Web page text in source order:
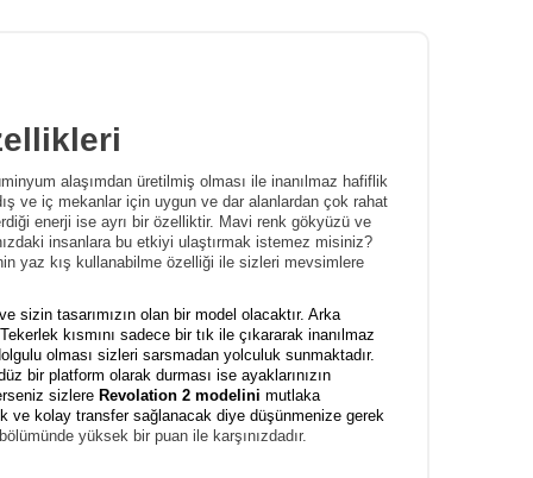
alaşımdan üretilmiş olması ile inanılmaz hafiflik
ve iç mekanlar için uygun ve dar alanlardan çok rahat
enerji ise ayrı bir özelliktir. Mavi renk gökyüzü ve
insanlara bu etkiyi ulaştırmak istemez misiniz?
yaz kış kullanabilme özelliği ile sizleri mevsimlere
sizin tasarımızın olan bir model olacaktır. Arka
kısmını sadece bir tık ile çıkararak inanılmaz
olması sizleri sarsmadan yolculuk sunmaktadır.
bir platform olarak durması ise ayaklarınızın
sizlere Revolation 2 modelini mutlaka
ve kolay transfer sağlanacak diye düşünmenize gerek
yüksek bir puan ile karşınızdadır.